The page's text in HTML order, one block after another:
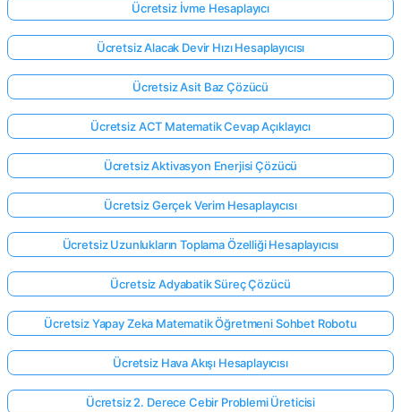
Ücretsiz İvme Hesaplayıcı
Ücretsiz Alacak Devir Hızı Hesaplayıcısı
Ücretsiz Asit Baz Çözücü
Ücretsiz ACT Matematik Cevap Açıklayıcı
Ücretsiz Aktivasyon Enerjisi Çözücü
Ücretsiz Gerçek Verim Hesaplayıcısı
Ücretsiz Uzunlukların Toplama Özelliği Hesaplayıcısı
Ücretsiz Adyabatik Süreç Çözücü
Ücretsiz Yapay Zeka Matematik Öğretmeni Sohbet Robotu
Ücretsiz Hava Akışı Hesaplayıcısı
Ücretsiz 2. Derece Cebir Problemi Üreticisi